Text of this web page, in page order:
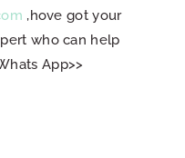
‚hove got your
who can help
App>>